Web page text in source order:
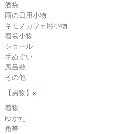
酒袋
雨の日用小物
キモノカフェ用小物
着装小物
ショール
手ぬぐい
風呂敷
その他
【男物】 »
着物
ゆかた
角帯